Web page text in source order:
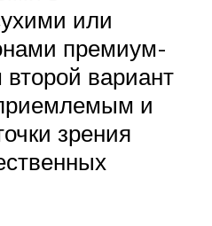
или
премиум-
вариант
и
зрения